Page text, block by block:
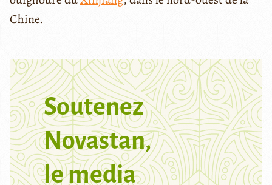
Chine.
Soutenez
Novastan,
le media